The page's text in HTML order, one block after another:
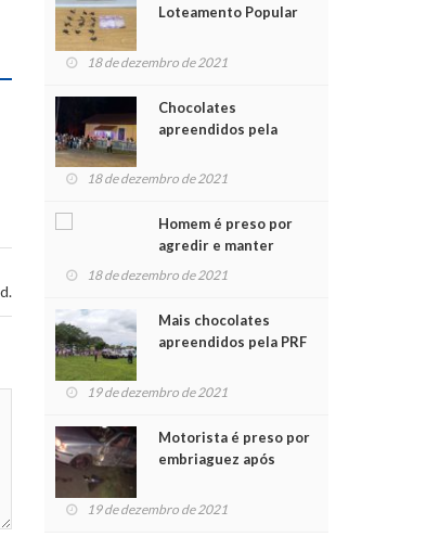
Loteamento Popular
18 de dezembro de 2021
Chocolates
apreendidos pela
para crianças na
18 de dezembro de 2021
Homem é preso por
agredir e manter
mulher em cárcere
18 de dezembro de 2021
Mais chocolates
apreendidos pela PRF
crianças no Natal
19 de dezembro de 2021
Motorista é preso por
embriaguez após
feridos
19 de dezembro de 2021